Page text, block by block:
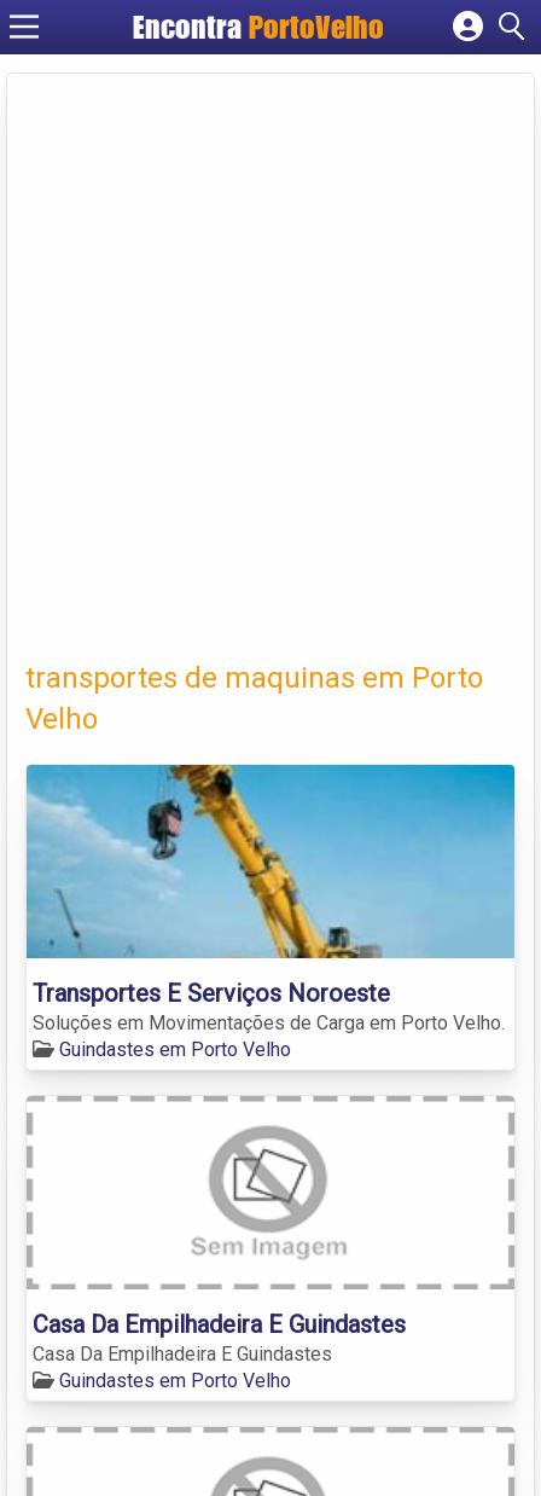
EncontraPortoVelho
Cadastrar empresa
transportes de maquinas em Porto
Velho
Transportes E Serviços Noroeste
Soluções em Movimentações de Carga em Porto Velho.
Guindastes em Porto Velho
Casa Da Empilhadeira E Guindastes
Casa Da Empilhadeira E Guindastes
Guindastes em Porto Velho